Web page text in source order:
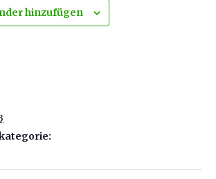
hinzufügen